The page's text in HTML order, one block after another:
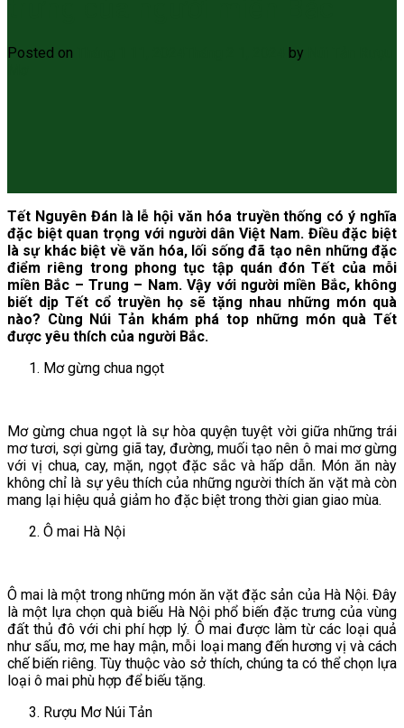
Posted on by
Tết Nguyên Đán là lễ hội văn hóa truyền thống có ý nghĩa
đặc biệt quan trọng với người dân Việt Nam. Điều đặc biệt
là sự khác biệt về văn hóa, lối sống đã tạo nên những đặc
điểm riêng trong phong tục tập quán đón Tết của mỗi
miền Bắc – Trung – Nam. Vậy với người miền Bắc, không
biết dịp Tết cổ truyền họ sẽ tặng nhau những món quà
nào? Cùng Núi Tản khám phá top những món quà Tết
được yêu thích của người Bắc.
Mơ gừng chua ngọt
Mơ gừng chua ngọt là sự hòa quyện tuyệt vời giữa những trái
mơ tươi, sợi gừng giã tay, đường, muối tạo nên ô mai mơ gừng
với vị chua, cay, mặn, ngọt đặc sắc và hấp dẫn. Món ăn này
không chỉ là sự yêu thích của những người thích ăn vặt mà còn
mang lại hiệu quả giảm ho đặc biệt trong thời gian giao mùa.
Ô mai Hà Nội
Ô mai là một trong những món ăn vặt đặc sản của Hà Nội. Đây
là một lựa chọn quà biếu Hà Nội phổ biến đặc trưng của vùng
đất thủ đô với chi phí hợp lý. Ô mai được làm từ các loại quả
như sấu, mơ, me hay mận, mỗi loại mang đến hương vị và cách
chế biến riêng. Tùy thuộc vào sở thích, chúng ta có thể chọn lựa
loại ô mai phù hợp để biếu tặng.
Rượu Mơ Núi Tản